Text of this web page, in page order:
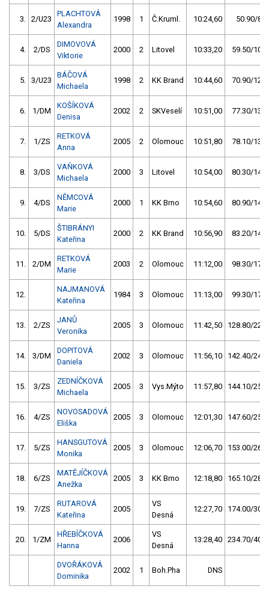
3. 2/U23
PLACHTOVÁ
Alexandra
1998 1 Č.Kruml. 10:24,60 50.90/8,9
4. 2/DS
DIMOVOVÁ
Viktorie
2000 2 Litovel 10:33,20 59.50/10,4
5. 3/U23
BÁČOVÁ
Michaela
1998 2 KK Brand 10:44,60 70.90/12,4
6. 1/DM
KOŠÍKOVÁ
Denisa
2002 2 SKVeselí 10:51,00 77.30/13,5
7. 1/ZS
RETKOVÁ
Anna
2005 2 Olomouc 10:51,80 78.10/13,6
8. 3/DS
VAŇKOVÁ
Michaela
2000 3 Litovel 10:54,00 80.30/14,0
9. 4/DS
NĚMCOVÁ
Marie
2000 1 KK Brno 10:54,60 80.90/14,1
10. 5/DS
ŠTIBRÁNYI
Kateřina
2000 2 KK Brand 10:56,90 83.20/14,5
11. 2/DM
RETKOVÁ
Marie
2003 2 Olomouc 11:12,00 98.30/17,1
12.
NAJMANOVÁ
Kateřina
1984 3 Olomouc 11:13,00 99.30/17,3
13. 2/ZS
JANŮ
Veronika
2005 3 Olomouc 11:42,50 128.80/22,5
14. 3/DM
DOPITOVÁ
Daniela
2002 3 Olomouc 11:56,10 142.40/24,8
15. 3/ZS
ZEDNÍČKOVÁ
Michaela
2005 3 Vys.Mýto 11:57,80 144.10/25,1
16. 4/ZS
NOVOSADOVÁ
Eliška
2005 3 Olomouc 12:01,30 147.60/25,7
17. 5/ZS
HANSGUTOVÁ
Monika
2005 3 Olomouc 12:06,70 153.00/26,7
18. 6/ZS
MATĚJÍČKOVÁ
Anežka
2005 3 KK Brno 12:18,80 165.10/28,8
19. 7/ZS
RUTAROVÁ
Kateřina
2005
VS
Desná
12:27,70 174.00/30,3
20. 1/ZM
HŘEBÍČKOVÁ
Hanna
2006
VS
Desná
13:28,40 234.70/40,9
DVOŘÁKOVÁ
Dominika
2002 1 Boh.Pha DNS